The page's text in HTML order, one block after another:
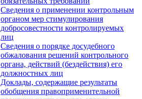
Сведения о применении контрольным
органом мер стимулирования
добросовестности контролируемых
лиц
Сведения о порядке досудебного
обжалования решений контрольного
органа, действий (бездействия) его
должностных лиц
Доклады, содержащие результаты
обобщения правоприменительной